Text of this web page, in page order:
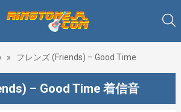
» フレンズ (Friends) – Good Time
– Good Time 着信音